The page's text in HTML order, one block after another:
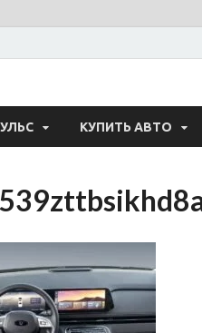
ForPost —
КУПИТЬ АВТО